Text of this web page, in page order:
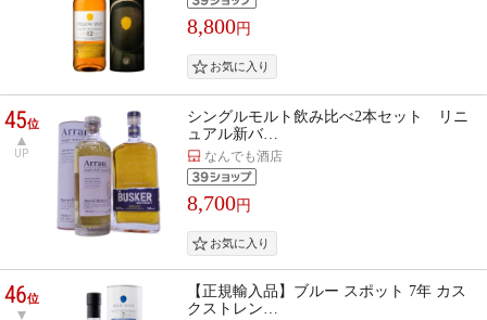
8,800円
45位
UP
シングルモルト飲み比べ2本セット リニ
ュアル新バ…
なんでも酒店
8,700円
46位
【正規輸入品】ブルー スポット 7年 カス
クストレン…